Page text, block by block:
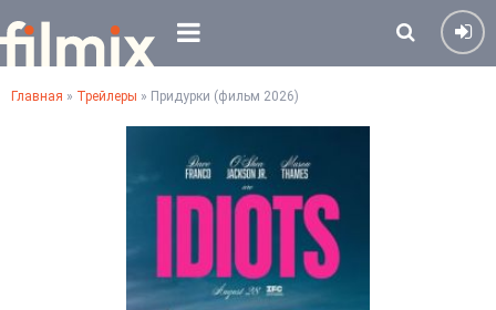
Главная » Трейлеры » Придурки (фильм 2026)